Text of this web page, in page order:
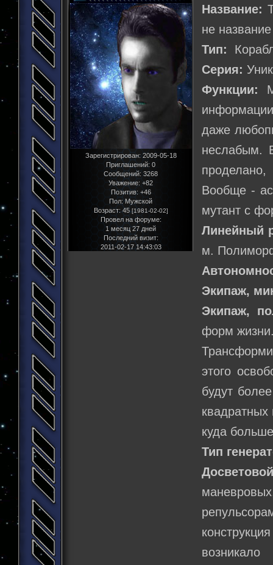
Зарегистрирован: 2009-05-18
Приглашений: 0
Сообщений: 3268
Уважение: +82
Позитив: +46
Пол:Мужской
Возраст: 45 [1981-02-02]
Провел на форуме:
1 месяц 27 дней
Последний визит:
2011-02-17 14:43:03
Название:
не
Тип:
Серия:
Функции:
даже
неслабым.
Вообще -
мутант с
Линейный
м.
Экипаж,
Экипаж,
форм
этого
будут
квадратных
куда
Тип